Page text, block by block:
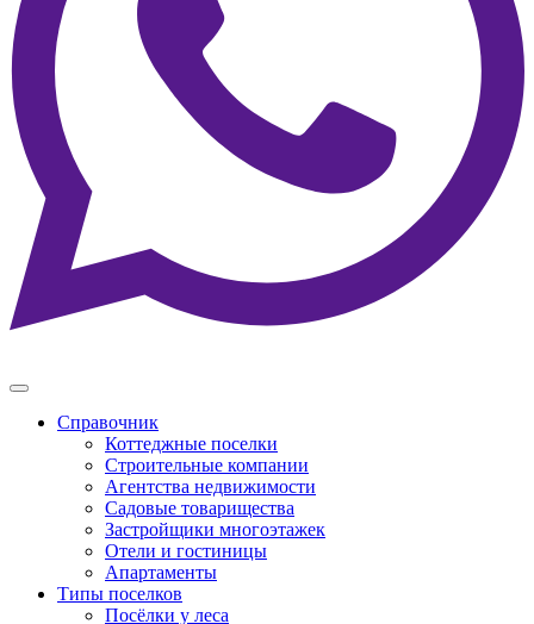
Справочник
Коттеджные поселки
Строительные компании
Агентства недвижимости
Садовые товарищества
Застройщики многоэтажек
Отели и гостиницы
Апартаменты
Типы поселков
Посёлки у леса